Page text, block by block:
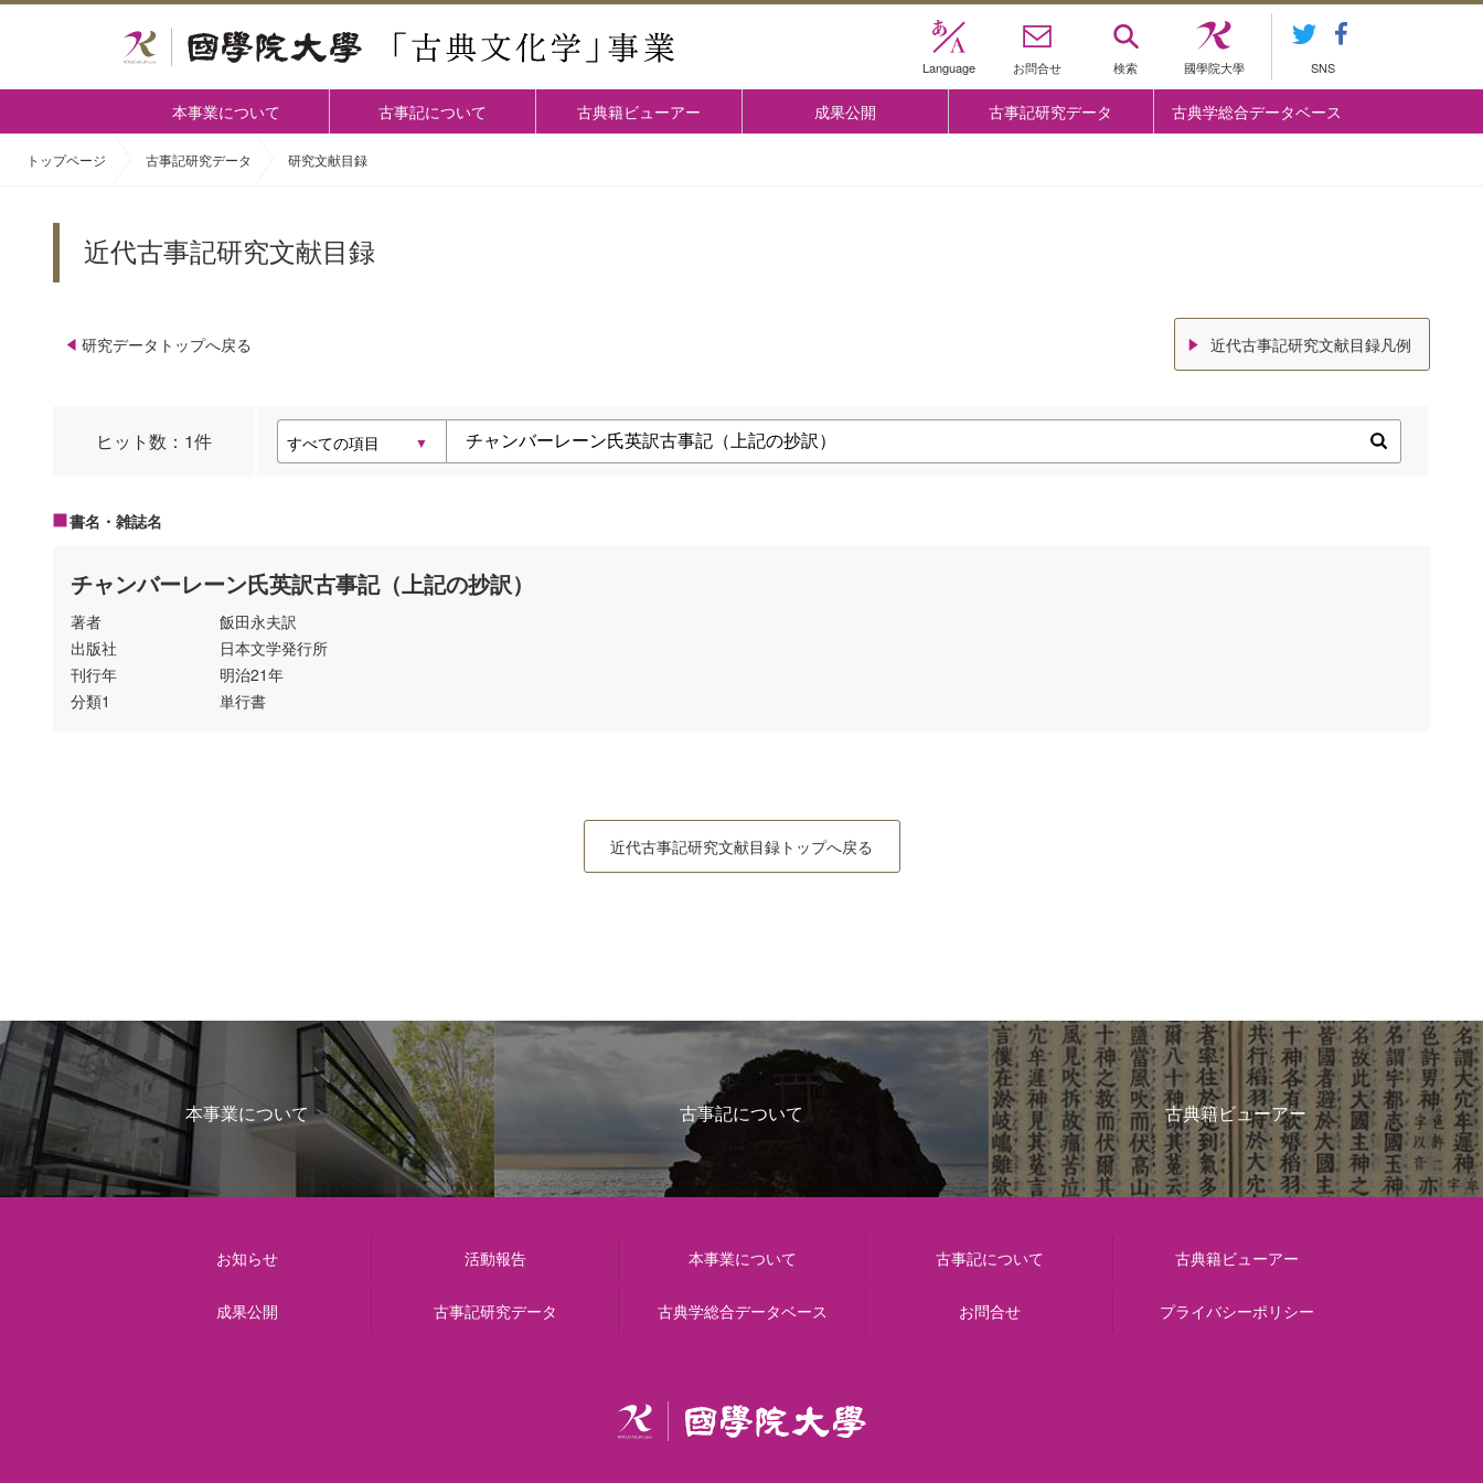
Language お問合せ 検索 國學院大學 SNS
本事業について 古事記について 古典籍ビューアー 成果公開 古事記研究データ 古典学総合データベース
トップページ 古事記研究データ 研究文献目録
近代古事記研究文献目録
研究データトップへ戻る 近代古事記研究文献目録凡例
ヒット数： 1件
書名・雑誌名
チャンバーレーン氏英訳古事記（上記の抄訳）
著者
飯田永夫訳
出版社
日本文学発行所
刊行年
明治21年
分類1
単行書
近代古事記研究文献目録トップへ戻る
本事業について 古事記について 古典籍ビューアー
お知らせ 活動報告 本事業について 古事記について 古典籍ビューアー
成果公開 古事記研究データ 古典学総合データベース お問合せ プライバシーポリシー